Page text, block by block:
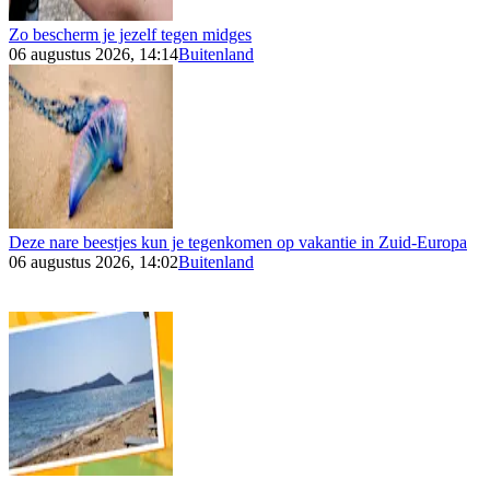
Zo bescherm je jezelf tegen midges
06 augustus 2026, 14:14Buitenland
Deze nare beestjes kun je tegenkomen op vakantie in Zuid-Europa
06 augustus 2026, 14:02Buitenland